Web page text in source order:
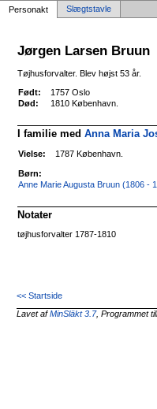
Personakt Slægtstavle
Jørgen Larsen Bruun
Tøjhusforvalter. Blev højst 53 år.
Født:
1757 Oslo
Død:
1810 København.
I familie medAnna Maria
Vielse: 1787 København.
Børn:
Anne Marie Augusta Bruun (1806 -
Notater
tøjhusforvalter 1787-1810
<< Startside
Lavet afMinSläkt 3.7, Programmet